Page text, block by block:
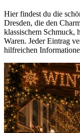
Hier findest du die
Dresden, die den
klassischem Schmuck,
Waren. Jeder Eintrag
hilfreichen